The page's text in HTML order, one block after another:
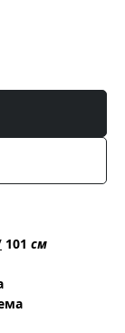
101 см